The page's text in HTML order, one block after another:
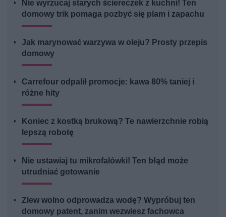
Nie wyrzucaj starych ściereczek z kuchni! Ten
domowy trik pomaga pozbyć się plam i zapachu
Jak marynować warzywa w oleju? Prosty przepis
domowy
Carrefour odpalił promocje: kawa 80% taniej i
różne hity
Koniec z kostką brukową? Te nawierzchnie robią
lepszą robotę
Nie ustawiaj tu mikrofalówki! Ten błąd może
utrudniać gotowanie
Zlew wolno odprowadza wodę? Wypróbuj ten
domowy patent, zanim wezwiesz fachowca